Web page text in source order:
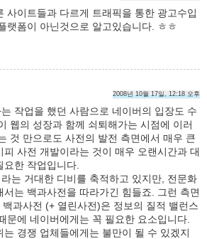
사이트들과 다르게 트래픽을 통한 광고수입
랫폼이 아닌것으로 알고있습니다. ㅎㅎ
2008년 10월 17일, 12:18 오후
작업을 했던 사람으로 네이버의 입장도 수
웹의 성장과 함께 쇠퇴해가는 시점에 이러
것 만으로도 사전의 발전 측면에서 매우 큰
피 사전 개발이라는 것이 매우 오랜시간과 대
한 작업입니다.
는 거대한 디비를 축적하고 있지만, 전문화
는 백과사전을 따라가긴 힘들죠. 그런 측면
과사전 (+ 열린사전)은 정보의 질적 밸런스
문에 네이버에게는 꼭 필요한 요소입니다.
경쟁 업체들에게는 불만이 될 수 있겠지